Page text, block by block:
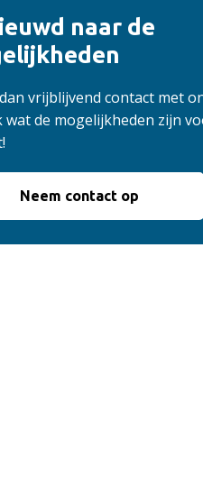
naar de
vrijblijvend contact met
wat de mogelijkheden zijn
Neem contact op